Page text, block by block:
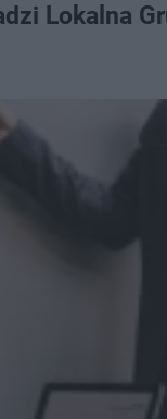
Lokalna